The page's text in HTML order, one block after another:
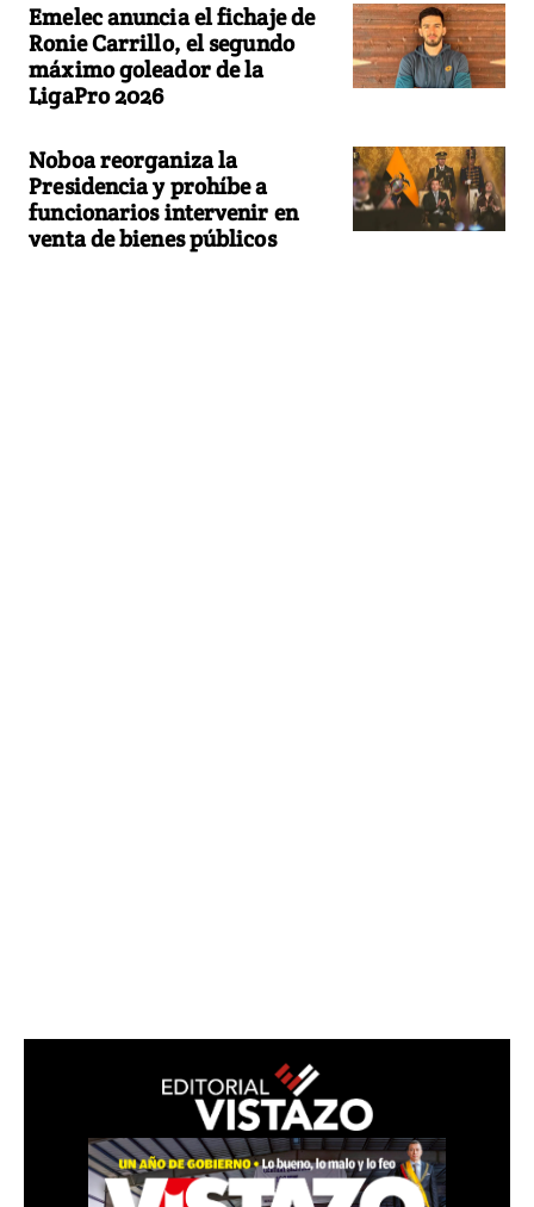
Emelec anuncia el fichaje de
Ronie Carrillo, el segundo
máximo goleador de la
LigaPro 2026
Noboa reorganiza la
Presidencia y prohíbe a
funcionarios intervenir en
venta de bienes públicos